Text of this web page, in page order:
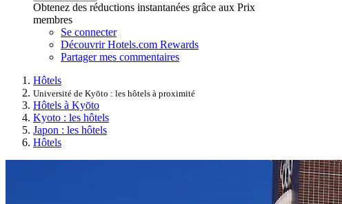
Obtenez des réductions instantanées grâce aux Prix
membres
Se connecter
Découvrir Hotels.com Rewards
Partager mes commentaires
Hôtels
Université de Kyōto : les hôtels à proximité
Hôtels à Kyōto
Kyoto : les hôtels
Japon : les hôtels
Hôtels